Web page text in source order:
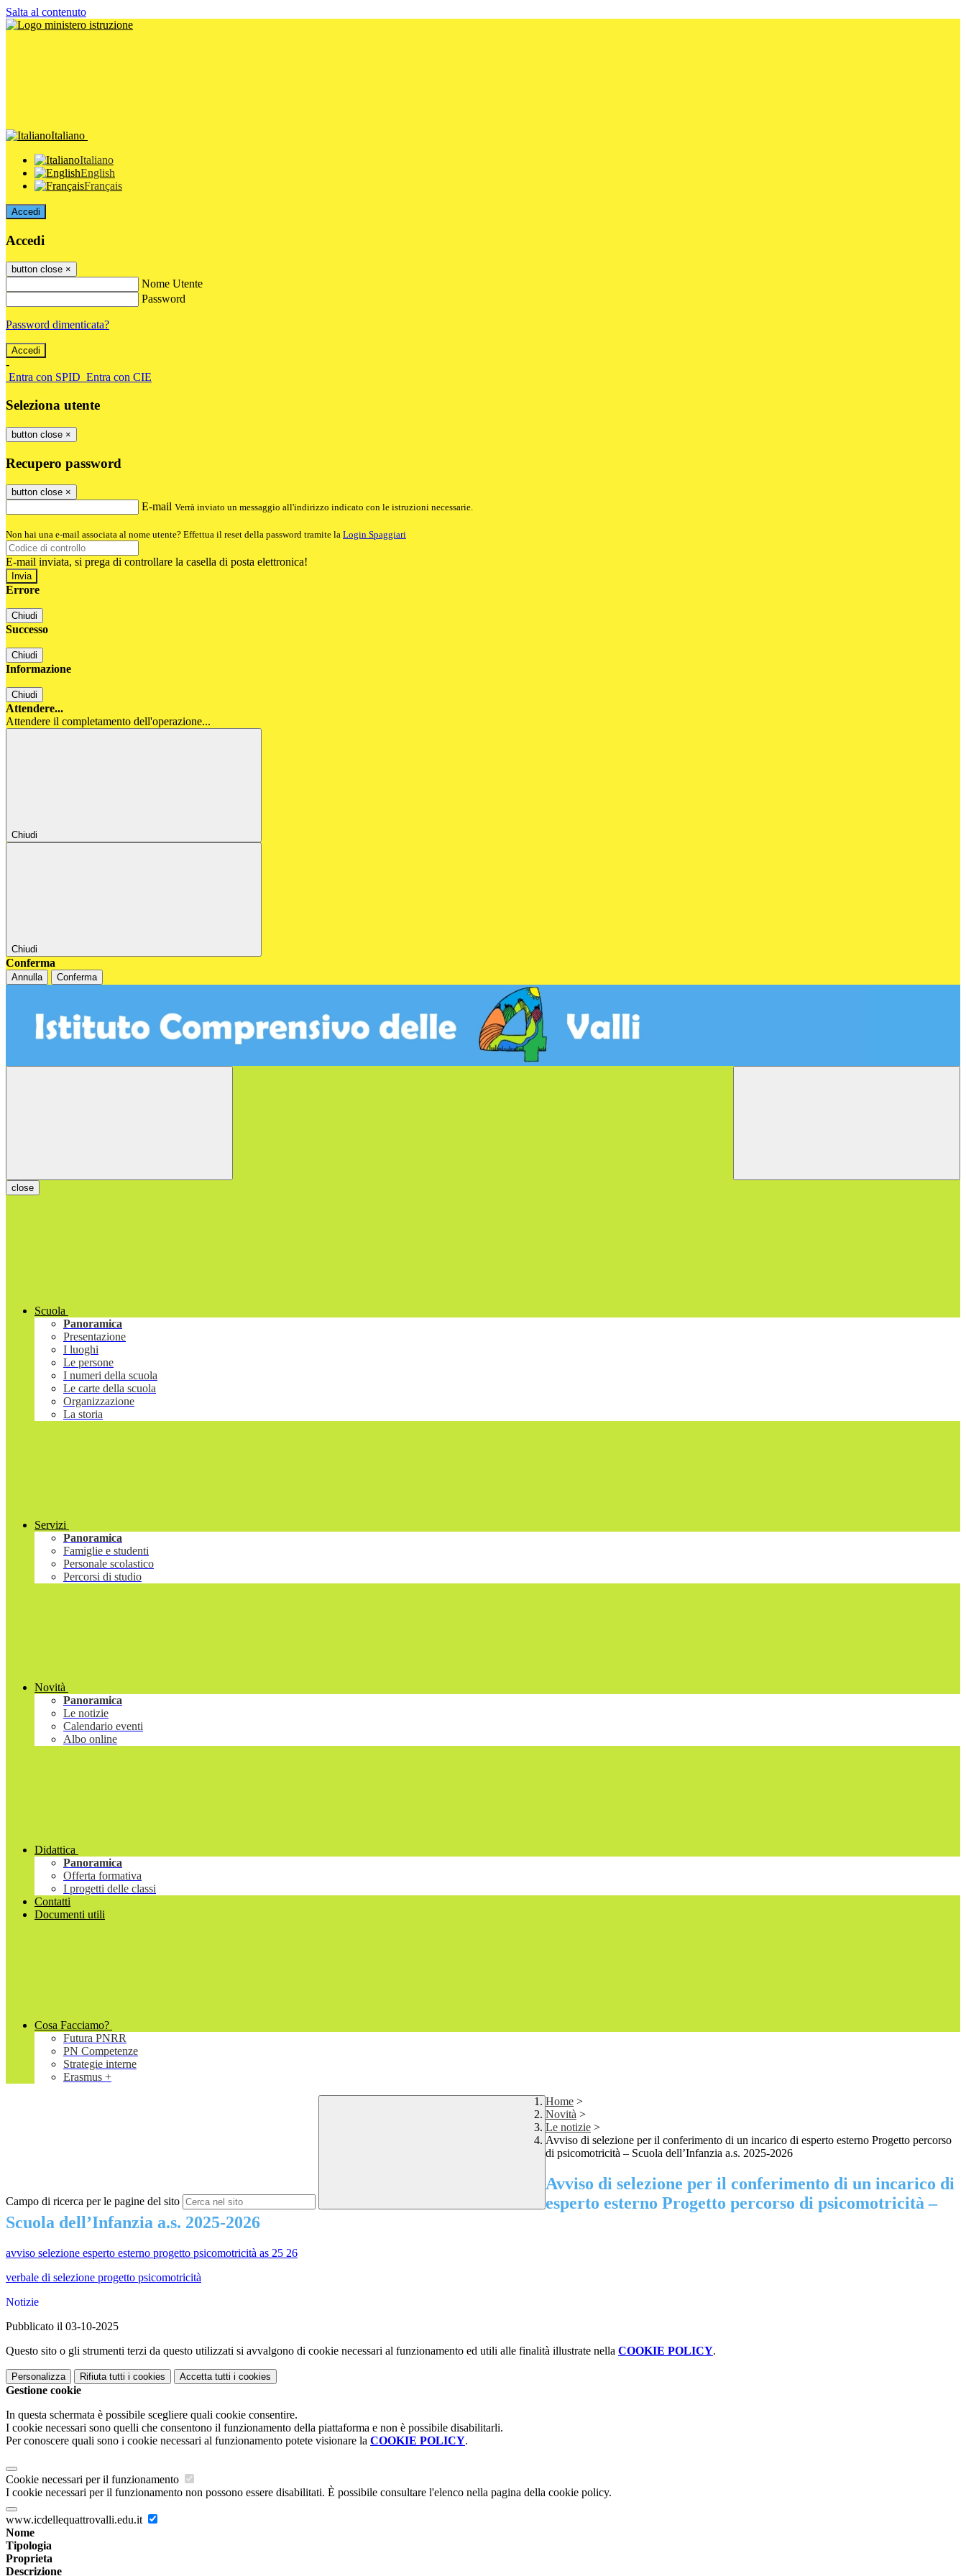
Salta al contenuto
Italiano
Italiano
English
Français
Accedi
Accedi
button close ×
Nome Utente
Password
Password dimenticata?
-
Entra con SPID Entra con CIE
Seleziona utente
button close ×
Recupero password
button close ×
E-mail Verrà inviato un messaggio all'indirizzo indicato con le istruzioni necessarie.
Non hai una e-mail associata al nome utente? Effettua il reset della password tramite la Login Spaggiari
E-mail inviata, si prega di controllare la casella di posta elettronica!
Errore
Chiudi
Successo
Chiudi
Informazione
Chiudi
Attendere...
Attendere il completamento dell'operazione...
Chiudi
Chiudi
Conferma
Annulla Conferma
close
Scuola
Panoramica
Presentazione
I luoghi
Le persone
I numeri della scuola
Le carte della scuola
Organizzazione
La storia
Servizi
Panoramica
Famiglie e studenti
Personale scolastico
Percorsi di studio
Novità
Panoramica
Le notizie
Calendario eventi
Albo online
Didattica
Panoramica
Offerta formativa
I progetti delle classi
Contatti
Documenti utili
Cosa Facciamo?
Futura PNRR
PN Competenze
Strategie interne
Erasmus +
Campo di ricerca per le pagine del sito
Home >
Novità >
Le notizie >
Avviso di selezione per il conferimento di un incarico di esperto esterno Progetto percorso
di psicomotricità – Scuola dell’Infanzia a.s. 2025-2026
Avviso di selezione per il conferimento di un incarico di
esperto esterno Progetto percorso di psicomotricità –
Scuola dell’Infanzia a.s. 2025-2026
avviso selezione esperto esterno progetto psicomotricità as 25 26
verbale di selezione progetto psicomotricità
Notizie
Pubblicato il 03-10-2025
Questo sito o gli strumenti terzi da questo utilizzati si avvalgono di cookie necessari al funzionamento ed utili alle finalità illustrate nella COOKIE POLICY.
Personalizza Rifiuta tutti i cookies Accetta tutti i cookies
Gestione cookie
In questa schermata è possibile scegliere quali cookie consentire.
I cookie necessari sono quelli che consentono il funzionamento della piattaforma e non è possibile disabilitarli.
Per conoscere quali sono i cookie necessari al funzionamento potete visionare la COOKIE POLICY.
Cookie necessari per il funzionamento
I cookie necessari per il funzionamento non possono essere disabilitati. È possibile consultare l'elenco nella pagina della cookie policy.
www.icdellequattrovalli.edu.it
Nome
Tipologia
Proprieta
Descrizione